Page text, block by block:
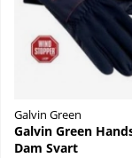
Galvin Green
Galvin Green
Dam Svart